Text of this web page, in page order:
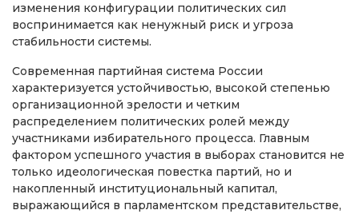
изменения конфигурации политических сил
воспринимается как ненужный риск и угроза
стабильности системы.
Современная партийная система России
характеризуется устойчивостью, высокой степенью
организационной зрелости и четким
распределением политических ролей между
участниками избирательного процесса. Главным
фактором успешного участия в выборах становится не
только идеологическая повестка партий, но и
накопленный институциональный капитал,
выражающийся в парламентском представительстве,